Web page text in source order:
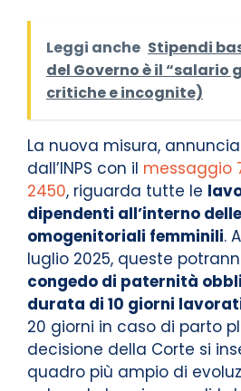
Leggi anche Stipendi
del Governo è il “salario
critiche e incognite)
La nuova misura,
dall’INPS con il messaggio
2450, riguarda tutte le
dipendenti all’interno
omogenitoriali femminili.
luglio 2025, queste
congedo di paternità
durata di 10 giorni
20 giorni in caso di parto
decisione della Corte si
quadro più ampio di